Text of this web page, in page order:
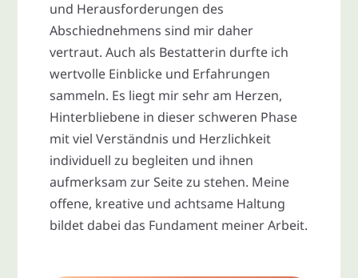
und Herausforderungen des
Abschiednehmens sind mir daher
vertraut. Auch als Bestatterin durfte ich
wertvolle Einblicke und Erfahrungen
sammeln. Es liegt mir sehr am Herzen,
Hinterbliebene in dieser schweren Phase
mit viel Verständnis und Herzlichkeit
individuell zu begleiten und ihnen
aufmerksam zur Seite zu stehen. Meine
offene, kreative und achtsame Haltung
bildet dabei das Fundament meiner Arbeit.